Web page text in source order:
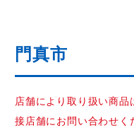
門真市
店舗により取り扱い商品
接店舗にお問い合わせく